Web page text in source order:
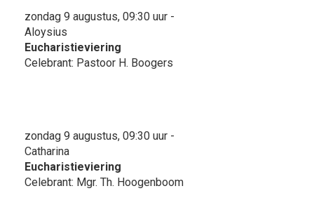
zondag 9 augustus, 09:30 uur -
Aloysius
Eucharistieviering
Celebrant: Pastoor H. Boogers
zondag 9 augustus, 09:30 uur -
Catharina
Eucharistieviering
Celebrant: Mgr. Th. Hoogenboom